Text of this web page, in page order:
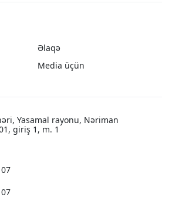
Əlaqə
Media üçün
Yasamal rayonu, Nəriman
giriş 1, m. 1